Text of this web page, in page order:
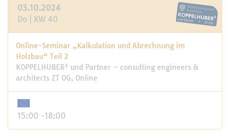
03.10.2024
Do | KW 40
Online-Seminar „Kalkulation und Abrechnung im
Holzbau“ Teil 2
KOPPELHUBER² und Partner – consulting engineers &
architects ZT OG, Online
15:00 -18:00